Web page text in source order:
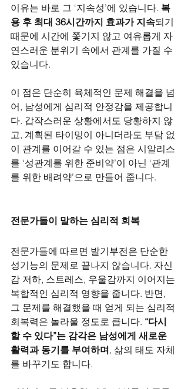
이유는 바로 그 ‘지속성’에 있습니다. 복
용 후 최대 36시간까지 효과가 지속되기
때문에 시간에 쫓기지 않고 여유롭게 자
연스러운 분위기 속에서 관계를 가질 수
있습니다.
이 점은 단순히 육체적인 문제 해결을 넘
어, 남성에게 심리적 안정감을 제공합니
다. 갑작스러운 상황에서도 당황하지 않
고, 계획된 타이밍이 아니더라도 부담 없
이 관계를 이어갈 수 있는 점은 시알리스
를 ‘성관계를 위한 준비약’이 아닌 ‘관계
를 위한 배려약’으로 만들어 줍니다.
전문가들이 말하는 심리적 회복
전문가들에 따르면 발기부전은 단순한
성기능의 문제로 끝나지 않습니다. 자신
감 저하, 스트레스, 우울감까지 이어지는
복합적인 심리적 영향을 줍니다. 반면,
그 문제를 해결했을 때 얻게 되는 심리적
회복력은 놀라울 정도로 큽니다. “다시
할 수 있다”는 감각은 남성에게 새로운
활력과 동기를 부여하며, 삶의 태도 자체
를 바꾸기도 합니다.